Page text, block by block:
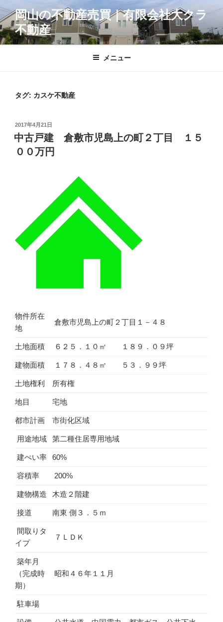
コ
ン
テ
ン
岡山の不動産売買｜有限会社大クラ
不動産
メニュー
タグ: カスケ不動産
投
稿
日:
2017年4月21日
中古戸建 倉敷市児島上の町２丁目 １５
００万円
物件所在
地
倉敷市児島上の町２丁目１－４８
土地面積 ６２５．１０㎡ １８９．０９坪
建物面積 １７８．４８㎡ ５３．９９坪
土地権利 所有権
地目 宅地
都市計画 市街化区域
用途地域 第二種住居専用地域
建ぺい率 60%
容積率 200%
建物構造 木造２階建
接道 南東 側３．５ｍ
間取りタ
イプ
７ＬＤＫ
築年月
（完成時
期）
昭和４６年１１月
駐車場